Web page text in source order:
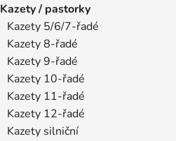
Kazety / pastorky
Kazety 5/6/7-řadé
Kazety 8-řadé
Kazety 9-řadé
Kazety 10-řadé
Kazety 11-řadé
Kazety 12-řadé
Kazety silniční